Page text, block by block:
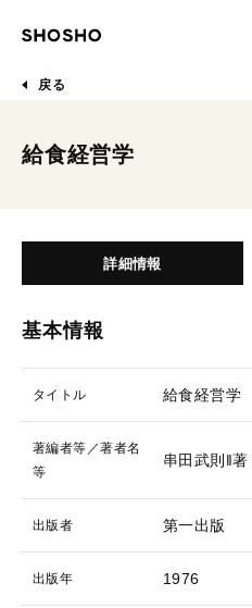
戻る
給食経営学
詳細情報
基本情報
タイトル 給食経営学
著編者等／著者名
等
串田武則‖著
出版者 第一出版
出版年 1976